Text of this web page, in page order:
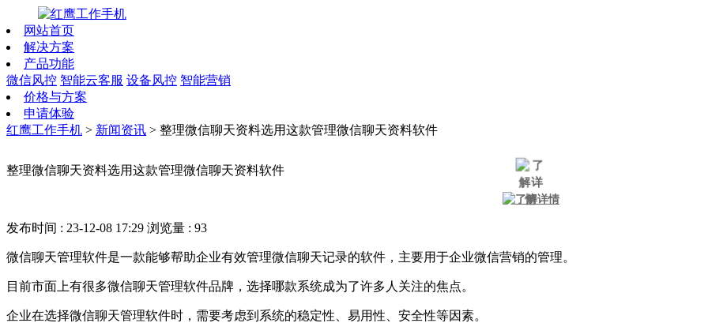
网站首页
解决方案
产品功能
微信风控 智能云客服 设备风控 智能营销
价格与方案
申请体验
红鹰工作手机 > 新闻资讯 > 整理微信聊天资料选用这款管理微信聊天资料软件
整理微信聊天资料选用这款管理微信聊天资料软件
发布时间 : 23-12-08 17:29 浏览量 : 93
微信聊天管理软件是一款能够帮助企业有效管理微信聊天记录的软件，主要用于企业微信营销的管理。
目前市面上有很多微信聊天管理软件品牌，选择哪款系统成为了许多人关注的焦点。
企业在选择微信聊天管理软件时，需要考虑到系统的稳定性、易用性、安全性等因素。